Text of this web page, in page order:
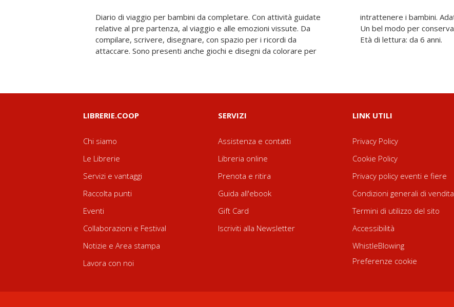
Diario di viaggio per bambini da completare. Con attività guidate
relative al pre partenza, al viaggio e alle emozioni vissute. Da
compilare, scrivere, disegnare, con spazio per i ricordi da
attaccare. Sono presenti anche giochi e disegni da colorare per
intrattenere i bambini. Adatto per viaggi fino a 14 giorni in Europa.
Un bel modo per conservare i ricordi dei nostri giovani giramondo.
Età di lettura: da 6 anni.
LIBRERIE.COOP
Chi siamo
Le Librerie
Servizi e vantaggi
Raccolta punti
Eventi
Collaborazioni e Festival
Notizie e Area stampa
Lavora con noi
SERVIZI
Assistenza e contatti
Libreria online
Prenota e ritira
Guida all'ebook
Gift Card
Iscriviti alla Newsletter
LINK UTILI
Privacy Policy
Cookie Policy
Privacy policy eventi e fiere
Condizioni generali di vendita
Termini di utilizzo del sito
Accessibilità
WhistleBlowing
Preferenze cookie